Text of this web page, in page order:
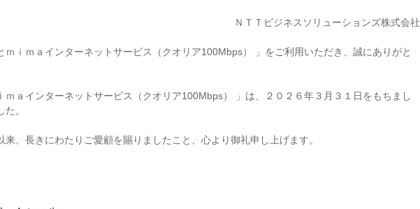
ＮＴＴビジネスソリューションズ株式会社
ｍｉｍａインターネットサービス（クオリア100Mbps） 」をご利用いただき、誠にありがと
ａインターネットサービス（クオリア100Mbps） 」は、２０２６年３月３１日をもちまし
。
、長きにわたりご愛顧を賜りましたこと、心より御礼申し上げます。